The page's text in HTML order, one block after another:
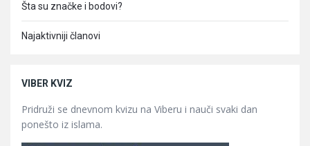
Šta su značke i bodovi?
Najaktivniji članovi
VIBER KVIZ
Pridruži se dnevnom kvizu na Viberu i nauči svaki dan
ponešto iz islama.